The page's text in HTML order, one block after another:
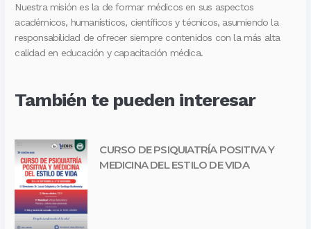
Nuestra misión es la de formar médicos en sus aspectos
académicos, humanísticos, científicos y técnicos, asumiendo la
responsabilidad de ofrecer siempre contenidos con la más alta
calidad en educación y capacitación médica.
También te pueden interesar
CURSO DE PSIQUIATRÍA POSITIVA Y
MEDICINA DEL ESTILO DE VIDA